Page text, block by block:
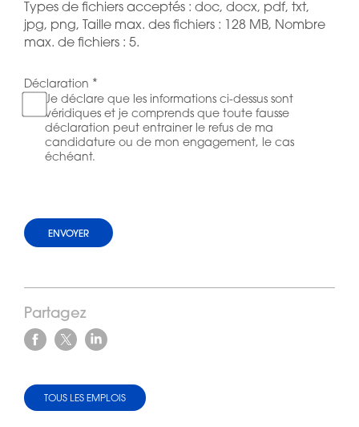
Types de fichiers acceptés : doc, docx, pdf, txt,
jpg, png, Taille max. des fichiers : 128 MB, Nombre
max. de fichiers : 5.
Déclaration *
Je déclare que les informations ci-dessus sont
véridiques et je comprends que toute fausse
déclaration peut entrainer le refus de ma
candidature ou de mon engagement, le cas
échéant.
Partagez
Facebook
X Linkedin
TOUS LES EMPLOIS